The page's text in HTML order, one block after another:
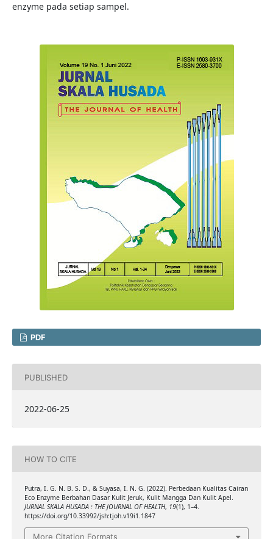
enzyme pada setiap sampel.
PDF
PUBLISHED
2022-06-25
HOW TO CITE
Putra, I. G. N. B. S. D., & Suyasa, I. N. G. (2022). Perbedaan Kualitas Cairan
Eco Enzyme Berbahan Dasar Kulit Jeruk, Kulit Mangga Dan Kulit Apel.
JURNAL SKALA HUSADA : THE JOURNAL OF HEALTH, 19(1), 1–4.
https://doi.org/10.33992/jsh:tjoh.v19i1.1847
More Citation Formats